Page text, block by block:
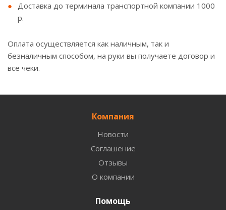
Доставка до терминала транспортной компании 1000
р.
Оплата осуществляется как наличным, так и
безналичным способом, на руки вы получаете договор и
все чеки.
Компания
Новости
Соглашение
Отзывы
О компании
Помощь